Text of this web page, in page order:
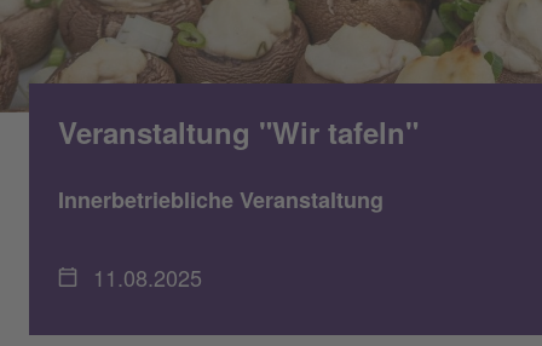
Veranstaltung "Wir tafeln"
Innerbetriebliche Veranstaltung
11.08.2025